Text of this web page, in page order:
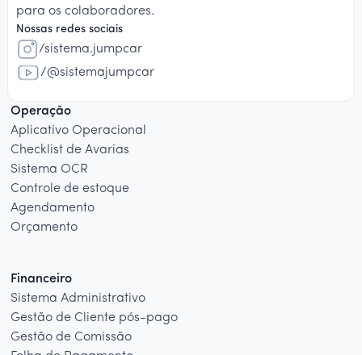
para os colaboradores.
Nossas redes sociais
/sistema.jumpcar
/@sistemajumpcar
Operação
Aplicativo Operacional
Checklist de Avarias
Sistema OCR
Controle de estoque
Agendamento
Orçamento
Financeiro
Sistema Administrativo
Gestão de Cliente pós-pago
Gestão de Comissão